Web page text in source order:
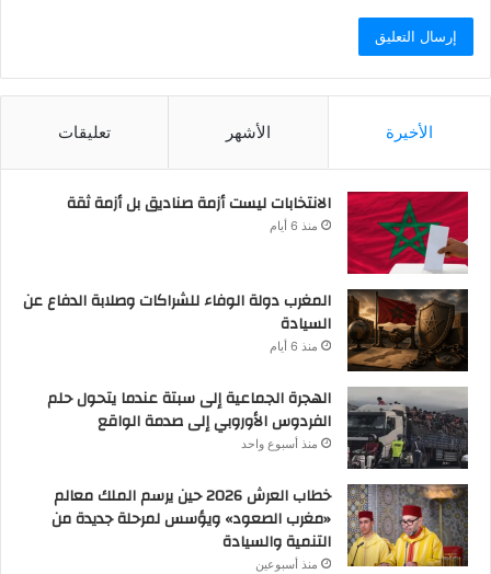
الأخيرة الأشهر تعليقات
الانتخابات ليست أزمة صناديق بل أزمة ثقة
منذ 6 أيام
المغرب دولة الوفاء للشراكات وصلابة الدفاع عن
السيادة
منذ 6 أيام
الهجرة الجماعية إلى سبتة عندما يتحول حلم
الفردوس الأوروبي إلى صدمة الواقع
منذ أسبوع واحد
خطاب العرش 2026 حين يرسم الملك معالم
«مغرب الصعود» ويؤسس لمرحلة جديدة من
التنمية والسيادة
منذ أسبوعين